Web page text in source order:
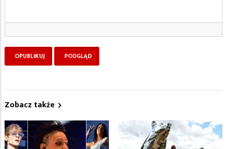
Zobacz także